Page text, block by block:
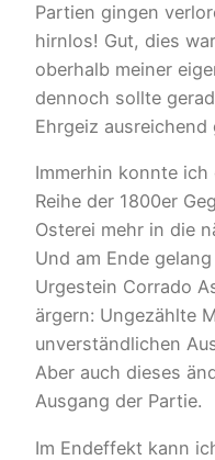
Partien gingen
hirnlos! Gut, dies
oberhalb meiner
dennoch sollte
Ehrgeiz ausreichend
Immerhin konnte
Reihe der 1800er
Osterei mehr in die
Und am Ende
Urgestein Corrado
ärgern: Ungezählte
unverständlichen
Aber auch dieses
Ausgang der Partie.
Im Endeffekt kann